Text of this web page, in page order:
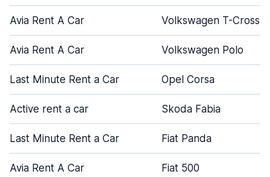
Avia Rent A Car Volkswagen T-Cross
Avia Rent A Car Volkswagen Polo
Last Minute Rent a Car Opel Corsa
Active rent a car Skoda Fabia
Last Minute Rent a Car Fiat Panda
Avia Rent A Car Fiat 500